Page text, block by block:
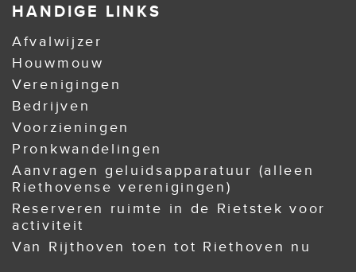
HANDIGE LINKS
Afvalwijzer
Houwmouw
Verenigingen
Bedrijven
Voorzieningen
Pronkwandelingen
Aanvragen geluidsapparatuur (alleen
Riethovense verenigingen)
Reserveren ruimte in de Rietstek voor
activiteit
Van Rijthoven toen tot Riethoven nu